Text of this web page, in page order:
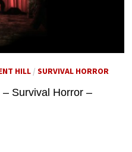
HILL/ SURVIVAL HORROR
Survival Horror –